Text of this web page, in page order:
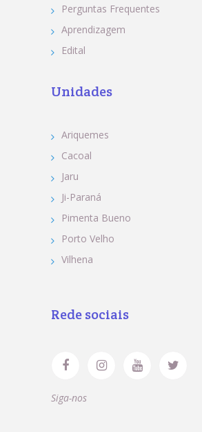
Perguntas Frequentes
Aprendizagem
Edital
Unidades
Ariquemes
Cacoal
Jaru
Ji-Paraná
Pimenta Bueno
Porto Velho
Vilhena
Rede sociais
Siga-nos